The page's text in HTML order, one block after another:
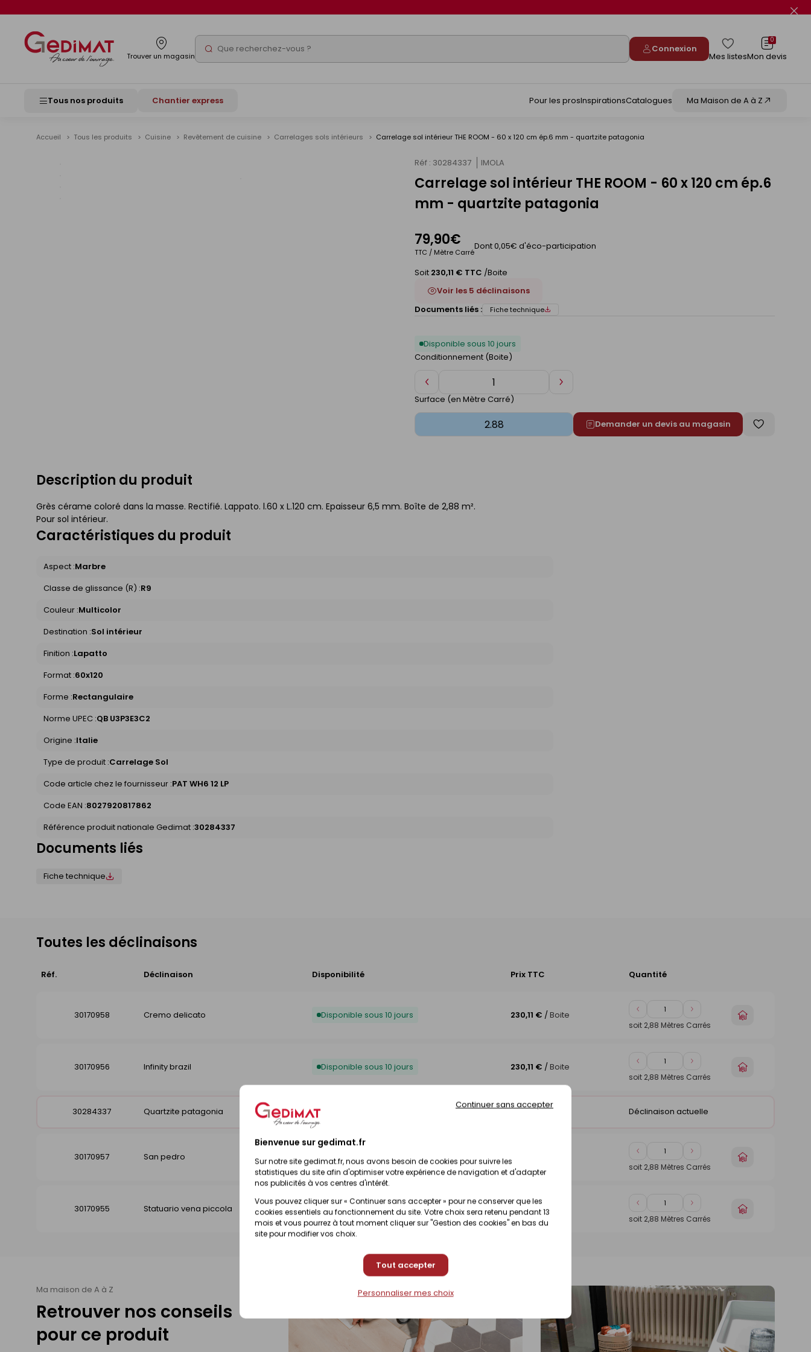
Bienvenue sur gedimat.fr
Sur notre site gedimat.fr, nous avons besoin de cookies pour suivre les
statistiques du site afin d'optimiser votre expérience de navigation et d'adapter
nos publicités à vos centres d'intérêt.
Vous pouvez cliquer sur « Continuer sans accepter » pour ne conserver que les
cookies essentiels au fonctionnement du site. Votre choix sera retenu pendant 13
mois et vous pourrez à tout moment cliquer sur "Gestion des cookies" en bas du
site pour modifier vos choix.
Tout accepter
Continuer sans accepter
Personnaliser mes choix
Trouver un magasin Rechercher Connexion
Mes listes
0
Mon devis
Tous nos produits Chantier express Pour les prosInspirationsCatalogues Ma Maison de A à Z
Accueil Tous les produits Cuisine Revêtement de cuisine Carrelages sols intérieurs Carrelage sol intérieur THE ROOM - 60 x 120 cm ép.6 mm - quartzite patagonia
Réf : 30284337 IMOLA
Carrelage sol intérieur THE ROOM - 60 x 120 cm ép.6
mm - quartzite patagonia
79,90€
TTC / Mètre Carré
Dont 0,05€ d'éco-participation
Soit 230,11 € TTC /Boite
Voir les 5 déclinaisons
Documents liés :
Fiche technique
Disponible sous 10 jours
Conditionnement (Boite)
Diminuer
de
Augmenter
Surface (en Mètre Carré)
Demander un devis au magasin
Enregistrer
Description du produit
Grès cérame coloré dans la masse. Rectifié. Lappato. l.60 x L.120 cm. Epaisseur 6,5 mm. Boîte de 2,88 m².
Pour sol intérieur.
Caractéristiques du produit
Aspect :Marbre
Classe de glissance (R) :R9
Couleur :Multicolor
Destination :Sol intérieur
Finition :Lapatto
Format :60x120
Forme :Rectangulaire
Norme UPEC :QB U3P3E3C2
Origine :Italie
Type de produit :Carrelage Sol
Code article chez le fournisseur :PAT WH6 12 LP
Code EAN :8027920817862
Référence produit nationale Gedimat :30284337
Documents liés
Fiche technique
Toutes les déclinaisons
Réf. Déclinaison Disponibilité Prix TTC Quantité
30170958
Cremo delicato Disponible sous 10 jours 230,11 € /Boite
Diminuer
de
Augmenter
de
soit 2,88 Mètres Carrés
Choisir
30170956 Infinity brazil Disponible sous 10 jours 230,11 € /Boite
Diminuer
de
Augmenter
de
soit 2,88 Mètres Carrés
Choisir
30284337 Quartzite patagonia 230,11 €/Boite Déclinaison actuelle
30170957 San pedro Disponible sous 10 jours 230,11 €
Diminuer
de
Augmenter
de
soit 2,88 Mètres Carrés
Choisir
30170955 Statuario vena piccola Disponible sous 10 jours 230,11 €/
Diminuer
de
Augmenter
de
soit 2,88 Mètres Carrés
Choisir
Ma maison de A à Z
Retrouver nos conseils
pour ce produit